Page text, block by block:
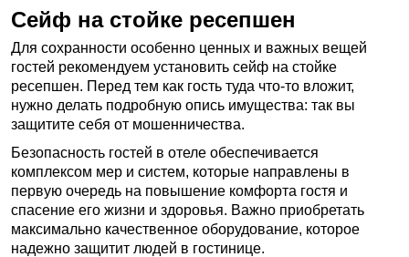
Сейф на стойке ресепшен
Для сохранности особенно ценных и важных вещей
гостей рекомендуем установить сейф на стойке
ресепшен. Перед тем как гость туда что-то вложит,
нужно делать подробную опись имущества: так вы
защитите себя от мошенничества.
Безопасность гостей в отеле обеспечивается
комплексом мер и систем, которые направлены в
первую очередь на повышение комфорта гостя и
спасение его жизни и здоровья. Важно приобретать
максимально качественное оборудование, которое
надежно защитит людей в гостинице.